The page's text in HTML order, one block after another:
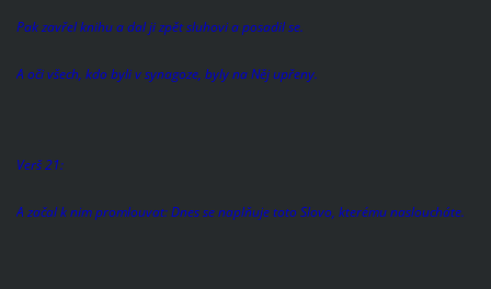
Pak zavřel knihu a dal ji zpět sluhovi a posadil se.
A oči všech, kdo byli v synagoze, byly na Něj upřeny.
Verš 21:
A začal k nim promlouvat: Dnes se naplňuje toto Slovo, kterému nasloucháte.